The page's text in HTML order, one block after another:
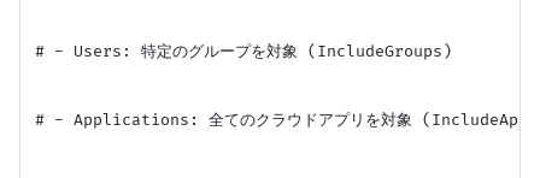
# - Users: 特定のグループを対象 (IncludeGroups)
# - Applications: 全てのクラウドアプリを対象